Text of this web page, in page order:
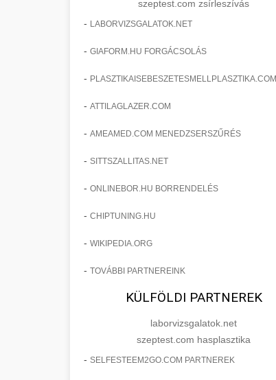
szeptest.com zsírleszívás
- LABORVIZSGALATOK.NET
- GIAFORM.HU FORGÁCSOLÁS
- PLASZTIKAISEBESZETESMELLPLASZTIKA.COM
- ATTILAGLAZER.COM
- AMEAMED.COM MENEDZSERSZŰRÉS
- SITTSZALLITAS.NET
- ONLINEBOR.HU BORRENDELÉS
- CHIPTUNING.HU
- WIKIPEDIA.ORG
- TOVÁBBI PARTNEREINK
KÜLFÖLDI PARTNEREK
laborvizsgalatok.net
szeptest.com hasplasztika
- SELFESTEEM2GO.COM PARTNEREK